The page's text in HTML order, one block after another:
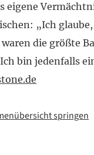
eigene
„Ich glaube,
waren die größte
bin jedenfalls
springen